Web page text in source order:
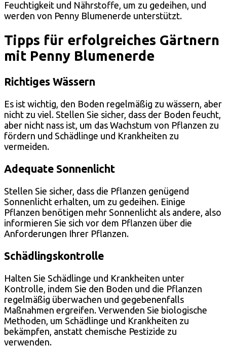
Feuchtigkeit und Nährstoffe, um zu gedeihen, und
werden von Penny Blumenerde unterstützt.
Tipps für erfolgreiches Gärtnern
mit Penny Blumenerde
Richtiges Wässern
Es ist wichtig, den Boden regelmäßig zu wässern, aber
nicht zu viel. Stellen Sie sicher, dass der Boden feucht,
aber nicht nass ist, um das Wachstum von Pflanzen zu
fördern und Schädlinge und Krankheiten zu
vermeiden.
Adequate Sonnenlicht
Stellen Sie sicher, dass die Pflanzen genügend
Sonnenlicht erhalten, um zu gedeihen. Einige
Pflanzen benötigen mehr Sonnenlicht als andere, also
informieren Sie sich vor dem Pflanzen über die
Anforderungen Ihrer Pflanzen.
Schädlingskontrolle
Halten Sie Schädlinge und Krankheiten unter
Kontrolle, indem Sie den Boden und die Pflanzen
regelmäßig überwachen und gegebenenfalls
Maßnahmen ergreifen. Verwenden Sie biologische
Methoden, um Schädlinge und Krankheiten zu
bekämpfen, anstatt chemische Pestizide zu
verwenden.